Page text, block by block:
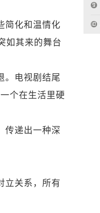
简化和温情化
如其来的舞台
。电视剧结尾
个在生活里硬
传递出一种深
立关系，所有